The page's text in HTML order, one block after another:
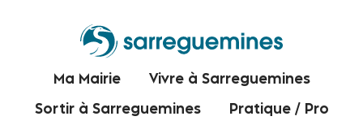
Ma Mairie Vivre à Sarreguemines
Sortir à Sarreguemines Pratique / Pro